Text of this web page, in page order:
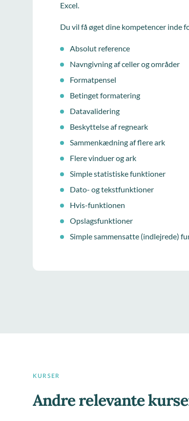
Excel.
Du vil få øget dine kompetencer inde
Absolut reference
Navngivning af celler og områder
Formatpensel
Betinget formatering
Datavalidering
Beskyttelse af regneark
Sammenkædning af flere ark
Flere vinduer og ark
Simple statistiske funktioner
Dato- og tekstfunktioner
Hvis-funktionen
Opslagsfunktioner
Simple sammensatte (indlejrede)
KURSER
Andre relevante